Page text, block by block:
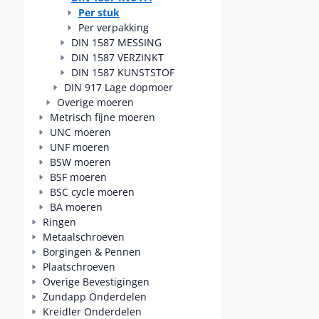
Per stuk
Per verpakking
DIN 1587 MESSING
DIN 1587 VERZINKT
DIN 1587 KUNSTSTOF
DIN 917 Lage dopmoer
Overige moeren
Metrisch fijne moeren
UNC moeren
UNF moeren
BSW moeren
BSF moeren
BSC cycle moeren
BA moeren
Ringen
Metaalschroeven
Borgingen & Pennen
Plaatschroeven
Overige Bevestigingen
Zundapp Onderdelen
Kreidler Onderdelen